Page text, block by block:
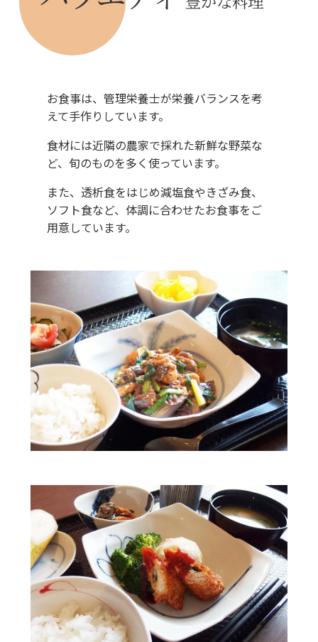
お食事は、管理栄養士が栄養バランスを考
えて手作りしています。
食材には近隣の農家で採れた新鮮な野菜な
ど、旬のものを多く使っています。
また、透析食をはじめ減塩食やきざみ食、
ソフト食など、体調に合わせたお食事をご
用意しています。